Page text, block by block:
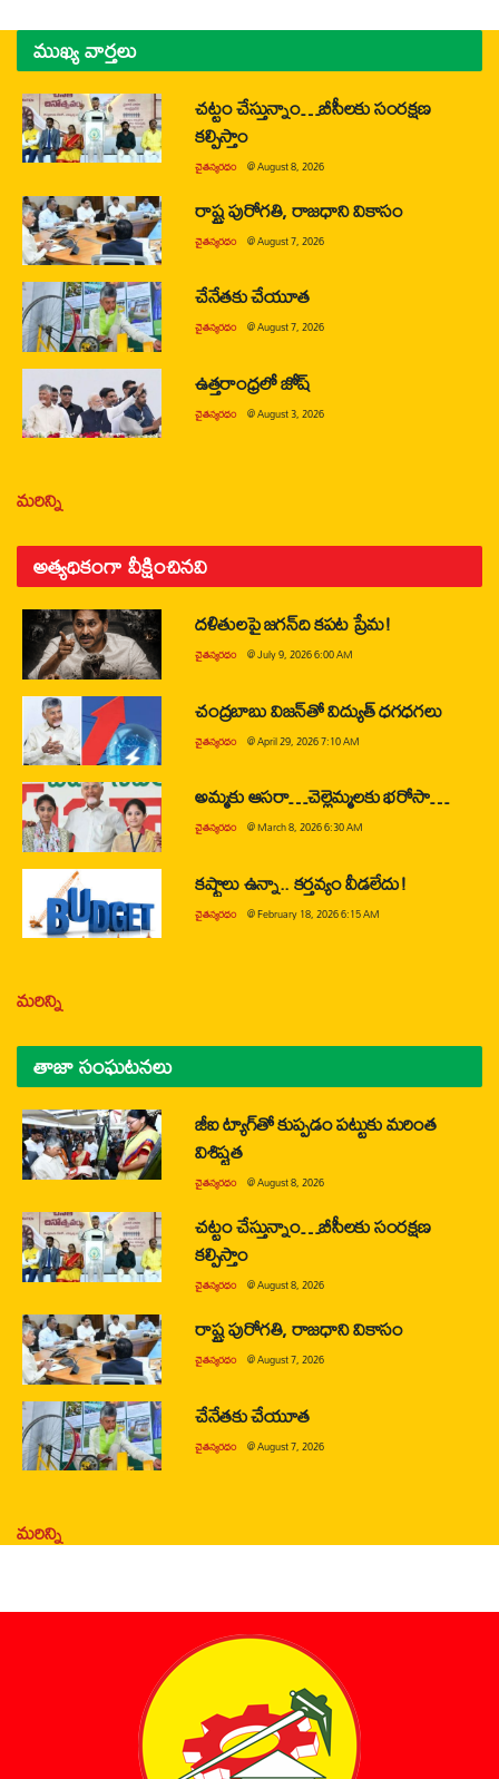
ముఖ్య వార్తలు
చట్టం చేస్తున్నాం…బీసీలకు సంరక్షణ
కల్పిస్తాం
చైతన్యరధం @August 8, 2026
రాష్ట్ర పురోగతి, రాజధాని వికాసం
చైతన్యరధం @August 7, 2026
చేనేతకు చేయూత
చైతన్యరధం @August 7, 2026
ఉత్తరాంధ్రలో జోష్
చైతన్యరధం @August 3, 2026
మరిన్ని
అత్యధికంగా వీక్షించినవి
దళితులపై జగన్‌ది కపట ప్రేమ!
చైతన్యరధం @July 9, 2026 6:00 AM
చంద్రబాబు విజన్‌తో విద్యుత్ ధగధగలు
చైతన్యరధం @April 29, 2026 7:10 AM
అమ్మకు ఆసరా…చెల్లెమ్మలకు భరోసా…
చైతన్యరధం @March 8, 2026 6:30 AM
కష్టాలు ఉన్నా.. కర్తవ్యం వీడలేదు!
చైతన్యరధం @February 18, 2026 6:15 AM
మరిన్ని
తాజా సంఘటనలు
జీఐ ట్యాగ్‌తో కుప్పడం పట్టుకు మరింత
విశిష్టత
చైతన్యరధం @August 8, 2026
చట్టం చేస్తున్నాం…బీసీలకు సంరక్షణ
కల్పిస్తాం
చైతన్యరధం @August 8, 2026
రాష్ట్ర పురోగతి, రాజధాని వికాసం
చైతన్యరధం @August 7, 2026
చేనేతకు చేయూత
చైతన్యరధం @August 7, 2026
మరిన్ని